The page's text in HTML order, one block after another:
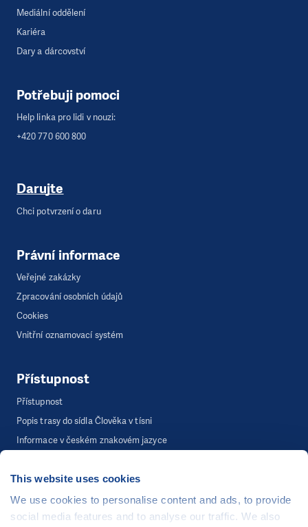
This website uses cookies
We use cookies to personalise content and ads, to provide
social media features and to analyse our traffic. We also
Mediální oddělení
Kariéra
Dary a dárcovství
Potřebuji pomoci
Help linka pro lidi v nouzi:
+420 770 600 800
Darujte
Chci potvrzení o daru
Právní informace
Veřejné zakázky
Zpracování osobních údajů
Cookies
Vnitřní oznamovací systém
Přístupnost
Přístupnost
Popis trasy do sídla Člověka v tísni
Informace v českém znakovém jazyce
Webová stránka běží na bezplatně poskytnutém server hostingu od
CZECHIA.COM . Děkujeme.